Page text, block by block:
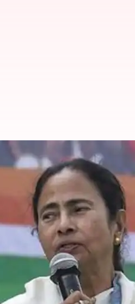
ममता, कहा-
ने रॉबर्ट वाड्रा के प्रति
वाड्रा से पूछताछ को